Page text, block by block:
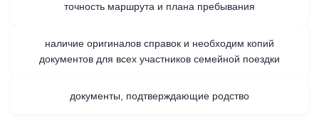
точность маршрута и плана пребывания
наличие оригиналов справок и необходим копий
документов для всех участников семейной поездки
документы, подтверждающие родство